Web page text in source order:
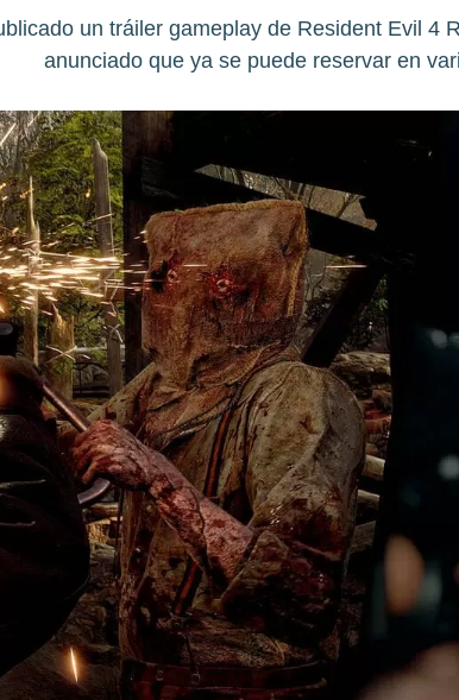
un tráiler gameplay de Resident Evil 4
anunciado que ya se puede reservar en